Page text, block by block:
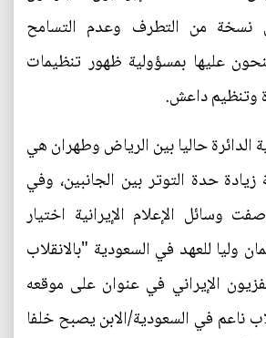
نسخة من التطرف وعدم التسامح
عليها بمسؤولية ظهور تنظيمات
وتنظيم داعش.
الدائرة حاليا بين الرياض وطهران هي
حدة التوتر بين الجانبين، وفي
وسائل الإعلام الإيرانية اختيار
وليا للعهد في السعودية "بالانقلاب
الإيراني في عنوان على موقعه
ناعم في السعودية/الابن يصبح خلفا